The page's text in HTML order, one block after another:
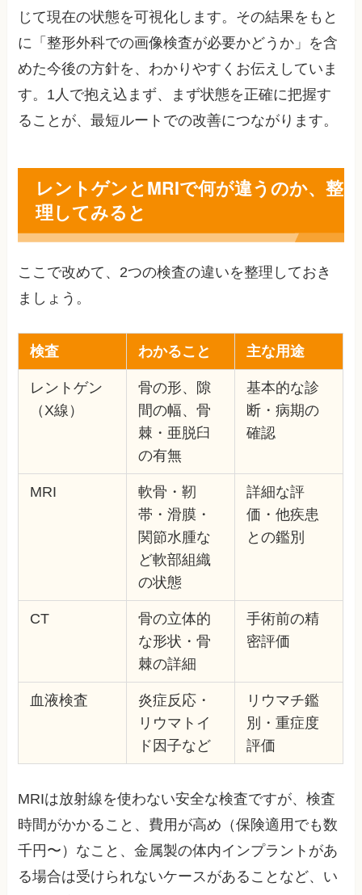
じて現在の状態を可視化します。その結果をもと
に「整形外科での画像検査が必要かどうか」を含
めた今後の方針を、わかりやすくお伝えしていま
す。1人で抱え込まず、まず状態を正確に把握す
ることが、最短ルートでの改善につながります。
レントゲンとMRIで何が違うのか、整
理してみると
ここで改めて、2つの検査の違いを整理しておき
ましょう。
検査 わかること 主な用途
レントゲン
（X線）
骨の形、隙
間の幅、骨
棘・亜脱臼
の有無
基本的な診
断・病期の
確認
MRI
軟骨・靭
帯・滑膜・
関節水腫な
ど軟部組織
の状態
詳細な評
価・他疾患
との鑑別
CT
骨の立体的
な形状・骨
棘の詳細
手術前の精
密評価
血液検査
炎症反応・
リウマトイ
ド因子など
リウマチ鑑
別・重症度
評価
MRIは放射線を使わない安全な検査ですが、検査
時間がかかること、費用が高め（保険適用でも数
千円〜）なこと、金属製の体内インプラントがあ
る場合は受けられないケースがあることなど、い